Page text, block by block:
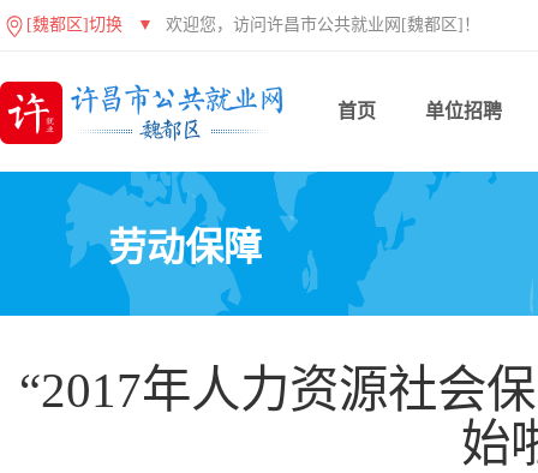
[魏都区]切换 ▼ 欢迎您，访问许昌市公共就业网[魏都区]！
首页 单位招聘
劳动保障
“2017年人力资源社会
始